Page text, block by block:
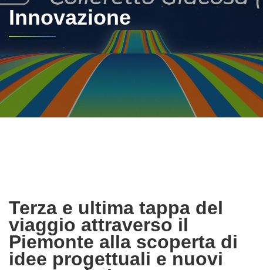
Innovazione
Terza e ultima tappa del
viaggio attraverso il
Piemonte alla scoperta di
idee progettuali e nuovi